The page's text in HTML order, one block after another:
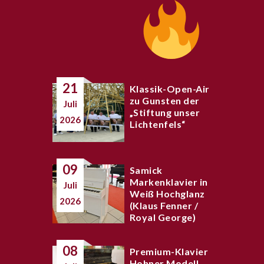
21
Juli
2026
Klassik-Open-Air
zu Gunsten der
„Stiftung unser
Lichtenfels“
09
Juli
2026
Samick
Markenklavier in
Weiß Hochglanz
(Klaus Fenner /
Royal George)
08
Premium-Klavier